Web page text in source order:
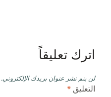
اترك تعليقاً
لن يتم نشر عنوان بريدك الإلكتروني.
التعليق *